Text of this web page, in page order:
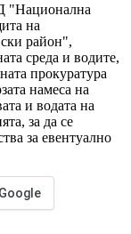
"Национална
на
район",
среда и водите,
прокуратура
намеса на
и водата на
за да се
за евентуално